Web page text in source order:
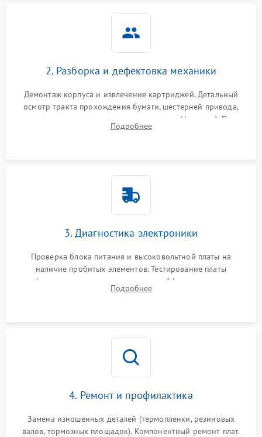
2. Разборка и дефектовка механики
Демонтаж корпуса и извлечение картриджей. Детальный
осмотр тракта прохождения бумаги, шестерней привода,
роликов захвата и узла термозакрепления (фьюзера). Поиск
физического износа и повреждений деталей.
Подробнее
3. Диагностика электроники
Проверка блока питания и высоковольтной платы на
наличие пробитых элементов. Тестирование платы
форматирования, целостности шлейфов, контактов
картриджа и оптопар (датчиков прохождения и наличия
Подробнее
4. Ремонт и профилактика
Замена изношенных деталей (термопленки, резиновых
валов, тормозных площадок). Компонентный ремонт плат.